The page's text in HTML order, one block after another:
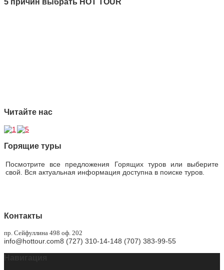
Читайте нас
Горящие туры
Посмотрите все предложения Горящих туров или выберите
свой. Вся актуальная информация доступна в поиске туров.
Контакты
пр. Сейфуллина 498 оф. 202
info@hottour.com8 (727) 310-14-148 (707) 383-99-55